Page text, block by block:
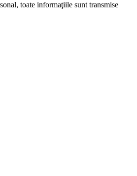
toate informaţiile sunt transmise